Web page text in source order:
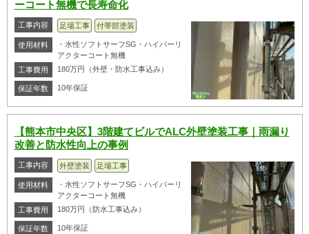
ーコート無機で長寿命化
工事内容 足場工事 付帯部塗装
使用材料
・水性ソフトサーフSG・ハイパーリ
アクターコート無機
工事費用
180万円（外壁・防水工事込み）
保証年数 10年保証
【熊本市中央区】3階建てビルでALC外壁塗装工事｜雨漏り
改善と防水性向上の事例
工事内容 外壁塗装 足場工事
使用材料
・水性ソフトサーフSG・ハイパーリ
アクターコート無機
工事費用
180万円（防水工事込み）
保証年数 10年保証